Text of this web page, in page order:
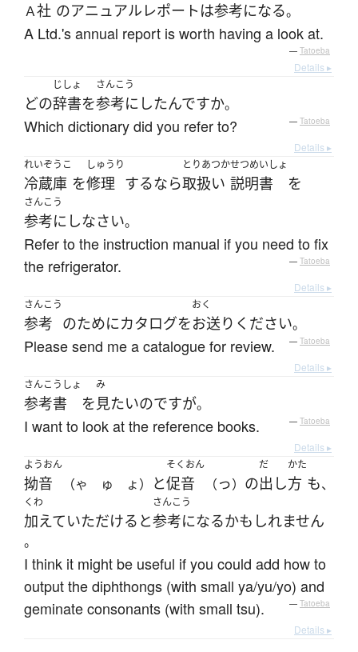
Ａ社 のアニュアルレポート は参考になる。
A Ltd.'s annual report is worth having a look at.
— Tatoeba
Details ▸
どの
じしょ
辞書を
さんこう
参考にしたんですか。
Which dictionary did you refer to? — Tatoeba
Details ▸
れいぞうこ
冷蔵庫 を
しゅうり
修理 するなら
とりあつか
取扱い
せつめいしょ
説明書 を
さんこう
参考にしなさい。
Refer to the instruction manual if you need to fix
the refrigerator.
— Tatoeba
Details ▸
さんこう
参考 のためにカタログを
おく
お送り ください。
Please send me a catalogue for review. — Tatoeba
Details ▸
さんこうしょ
参考書 を
み
見たいのですが。
I want to look at the reference books. — Tatoeba
Details ▸
ようおん
拗音 （ゃ ゅ ょ） と
そくおん
促音 （っ） の
だ
出し
かた
方 も、
くわ
加えていただける と
さんこう
参考になるかもしれません
。
I think it might be useful if you could add how to
output the diphthongs (with small ya/yu/yo) and
geminate consonants (with small tsu).
— Tatoeba
Details ▸